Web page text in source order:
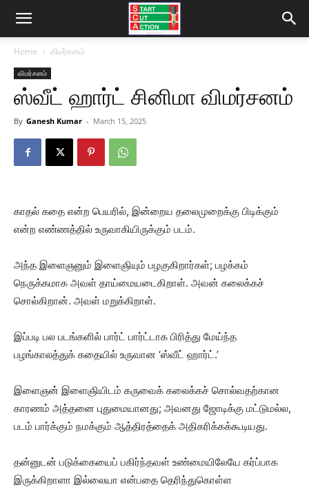
Home விமர்சனம்
விமர்சனம்
ஸ்வீட் ஹார்ட் சினிமா விமர்சனம்
By Ganesh Kumar - March 15, 2025
காதல் கதை என்ற பெயரில், இன்றைய தலைமுறைக்கு பிடிக்கும்
என்ற எண்ணத்தில் உருவாகியிருக்கும் படம்.
அந்த இளைஞனும் இளைஞியும் பழகுகிறார்கள்; பழக்கம்
நெருக்கமாக அவள் தாய்மையடைகிறாள். அவன் கலைக்கச்
சொல்கிறான். அவள் மறுக்கிறாள்.
இப்படி பல படங்களில் பார்ட் பார்ட்டாக பிரித்து மேய்ந்த
பழங்காலத்துக் கதையில் உருவான ‘ஸ்வீட் ஹார்ட்.’
இளைஞன் இளைஞியிடம் கருவைக் கலைக்கச் சொல்வதற்கான
காரணம் அத்தனை புதுமையானது; அவனது ஜோடிக்கு மட்டுமல்ல,
படம் பார்க்கும் நமக்கும் ஆத்திரத்தைக் அதிகரிக்கக்கூடியது.
தன்னுடன் படுக்கையைப் பகிர்ந்தவள் உண்மையிலேயே கர்ப்பாக
இருக்கிறாளா இல்லையா என்பதை தெரிந்துகொள்ள